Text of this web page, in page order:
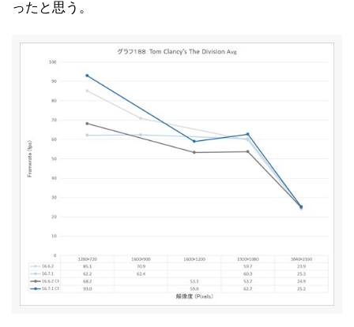
19 ベンチマーク結果「Far Cry Primal」その2
ベンチマーク結果「Rise of the Tomb Raider」その2
ベンチマーク結果「Tom Clancy's The Division」その
2
ベンチマーク結果「消費電力&動作周波数」その2
ったと思う。